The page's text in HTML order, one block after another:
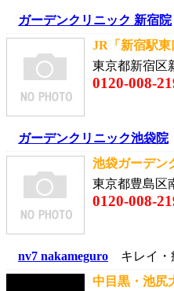
ガーデンクリニック 新宿院
JR「新宿駅東
東京都新宿区
0120-008-
ガーデンクリニック池袋院
池袋ガーデン
東京都豊島区
0120-008-
nv7 nakameguro キレイ・
中目黒・池尻